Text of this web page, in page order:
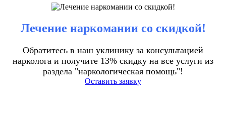
Лечение наркомании со скидкой!
Обратитесь в наш уклинику за консультацией
нарколога и получите 13% скидку на все услуги из
раздела "наркологическая помощь"!
Оставить заявку